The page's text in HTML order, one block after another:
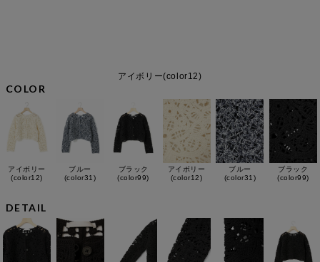
アイボリー(color12)
COLOR
アイボリー
(color12)
ブルー
(color31)
ブラック
(color99)
アイボリー
(color12)
ブルー
(color31)
ブラック
(color99)
DETAIL